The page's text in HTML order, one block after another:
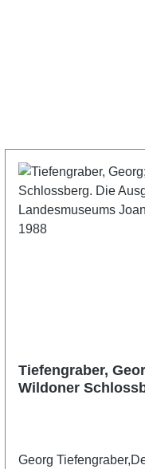
Tiefengraber,
Wildoner
Georg